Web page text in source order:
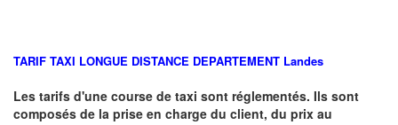
TARIF TAXI LONGUE DISTANCE DEPARTEMENT Landes
Les tarifs d'une course de taxi sont réglementés. Ils sont
composés de la prise en charge du client, du prix au